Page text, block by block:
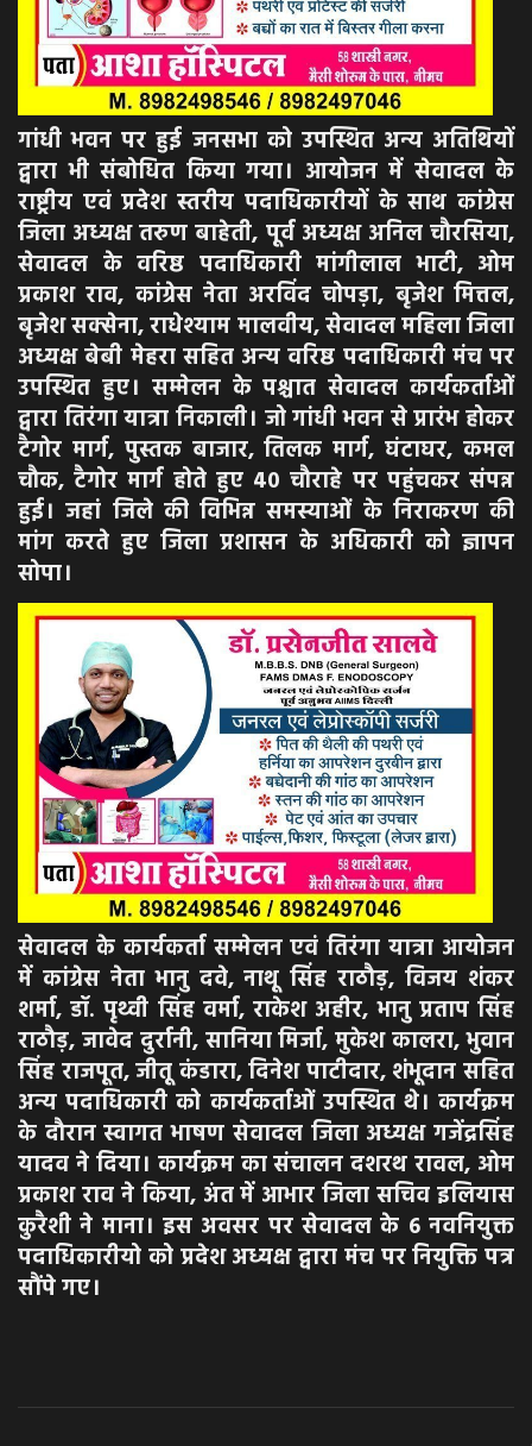
गांधी भवन पर हुई जनसभा को उपस्थित अन्य अतिथियों
द्वारा भी संबोधित किया गया। आयोजन में सेवादल के
राष्ट्रीय एवं प्रदेश स्तरीय पदाधिकारीयों के साथ कांग्रेस
जिला अध्यक्ष तरुण बाहेती, पूर्व अध्यक्ष अनिल चौरसिया,
सेवादल के वरिष्ठ पदाधिकारी मांगीलाल भाटी, ओम
प्रकाश राव, कांग्रेस नेता अरविंद चोपड़ा, बृजेश मित्तल,
बृजेश सक्सेना, राधेश्याम मालवीय, सेवादल महिला जिला
अध्यक्ष बेबी मेहरा सहित अन्य वरिष्ठ पदाधिकारी मंच पर
उपस्थित हुए। सम्मेलन के पश्चात सेवादल कार्यकर्ताओं
द्वारा तिरंगा यात्रा निकाली। जो गांधी भवन से प्रारंभ होकर
टैगोर मार्ग, पुस्तक बाजार, तिलक मार्ग, घंटाघर, कमल
चौक, टैगोर मार्ग होते हुए 40 चौराहे पर पहुंचकर संपन्न
हुई। जहां जिले की विभिन्न समस्याओं के निराकरण की
मांग करते हुए जिला प्रशासन के अधिकारी को ज्ञापन
सोपा।
सेवादल के कार्यकर्ता सम्मेलन एवं तिरंगा यात्रा आयोजन
में कांग्रेस नेता भानु दवे, नाथू सिंह राठौड़, विजय शंकर
शर्मा, डॉ. पृथ्वी सिंह वर्मा, राकेश अहीर, भानु प्रताप सिंह
राठौड़, जावेद दुर्रानी, सानिया मिर्जा, मुकेश कालरा, भुवान
सिंह राजपूत, जीतू कंडारा, दिनेश पाटीदार, शंभूदान सहित
अन्य पदाधिकारी को कार्यकर्ताओं उपस्थित थे। कार्यक्रम
के दौरान स्वागत भाषण सेवादल जिला अध्यक्ष गजेंद्रसिंह
यादव ने दिया। कार्यक्रम का संचालन दशरथ रावल, ओम
प्रकाश राव ने किया, अंत में आभार जिला सचिव इलियास
कुरैशी ने माना। इस अवसर पर सेवादल के 6 नवनियुक्त
पदाधिकारीयो को प्रदेश अध्यक्ष द्वारा मंच पर नियुक्ति पत्र
सौंपे गए।